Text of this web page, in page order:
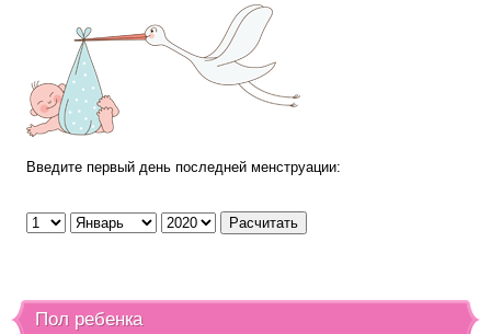
Введите первый день последней менструации:
Пол ребенка